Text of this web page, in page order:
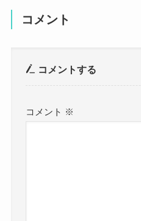
コメント
コメントする
コメント ※